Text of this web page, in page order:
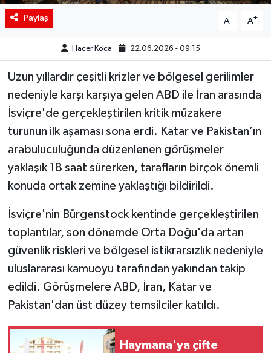
Paylaş A- A+
Hacer Koca 22.06.2026 - 09:15
Uzun yıllardır çeşitli krizler ve bölgesel gerilimler
nedeniyle karşı karşıya gelen ABD ile İran arasında
İsviçre'de gerçekleştirilen kritik müzakere
turunun ilk aşaması sona erdi. Katar ve Pakistan’ın
arabuluculuğunda düzenlenen görüşmeler
yaklaşık 18 saat sürerken, tarafların birçok önemli
konuda ortak zemine yaklaştığı bildirildi.
İsviçre'nin Bürgenstock kentinde gerçekleştirilen
toplantılar, son dönemde Orta Doğu'da artan
güvenlik riskleri ve bölgesel istikrarsızlık nedeniyle
uluslararası kamuoyu tarafından yakından takip
edildi. Görüşmelere ABD, İran, Katar ve
Pakistan'dan üst düzey temsilciler katıldı.
Haymana'ya çifte